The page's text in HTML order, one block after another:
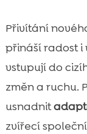
Přivítání
přináší radost i
vstupují do
změn a ruchu.
usnadnit
zvířecí